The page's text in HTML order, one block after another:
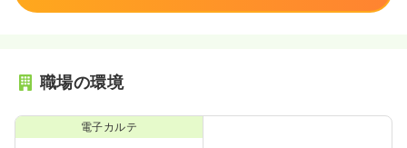
職場の環境
電子カルテ